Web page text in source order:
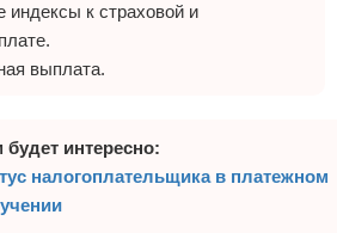
к страховой и
выплата.
будет интересно:
налогоплательщика в платежном